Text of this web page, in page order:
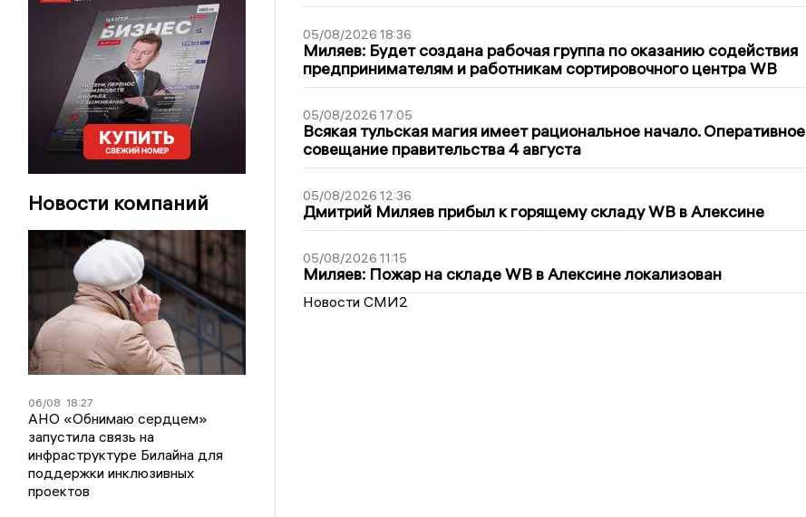
Новости компаний
06/08 18:27
АНО «Обнимаю сердцем»
запустила связь на
инфраструктуре Билайна для
поддержки инклюзивных
проектов
05/08/2026 18:36
Миляев: Будет создана рабочая группа по оказанию содействия
предпринимателям и работникам сортировочного центра WB
05/08/2026 17:05
Всякая тульская магия имеет рациональное начало. Оперативное
совещание правительства 4 августа
05/08/2026 12:36
Дмитрий Миляев прибыл к горящему складу WB в Алексине
05/08/2026 11:15
Миляев: Пожар на складе WB в Алексине локализован
Новости СМИ2